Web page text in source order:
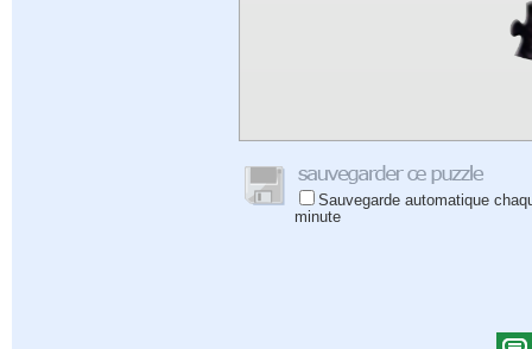
Sauvegarde automatique
minute